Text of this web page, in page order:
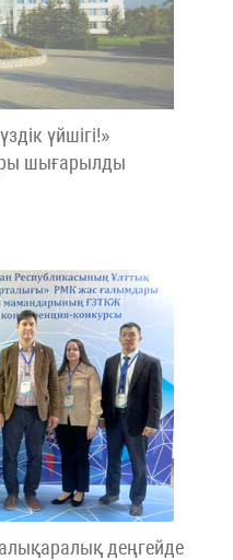
үйшігі!»
шығарылды
деңгейде